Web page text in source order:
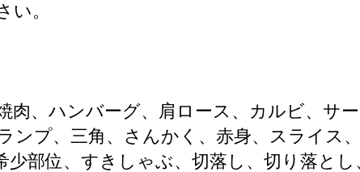
い。
、ハンバーグ、肩ロース、カルビ、サ
ンプ、三角、さんかく、赤身、スライス
部位、すきしゃぶ、切落し、切り落と